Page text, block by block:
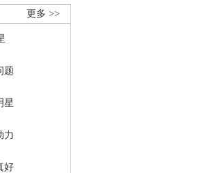
更多 >>
题
星
力
好